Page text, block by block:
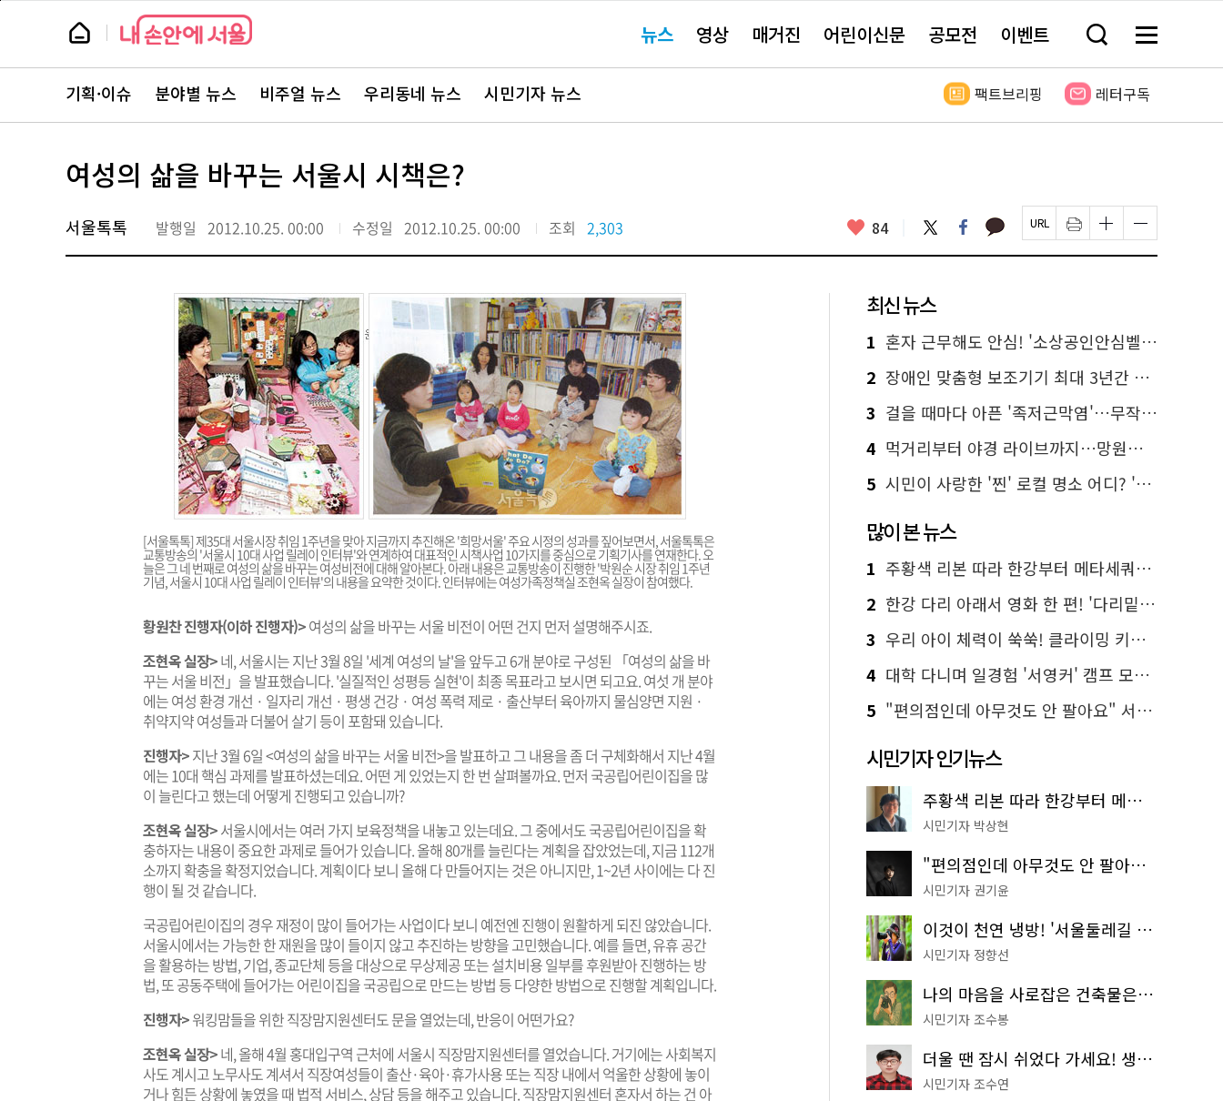
본
뉴
스 요뉴스 영상 매거진 어린이신문 공모전 이벤트 검
창
기
메
전
보
뉴
스
주
서
바
로
기획·이슈 분야별 뉴스 비주얼 뉴스 우리동네 뉴스 시민기자 뉴스 팩트브리핑 레터구독
여성의 삶을 바꾸는 서울시 시책은?
서울톡톡 발행일 2012.10.25. 00:00 수정일 2012.10.25. 00:00 조회 2,303 좋
요
84 트
위
터
페
이
스
카
카 페
이
지
인
쇄
하
글
자
크
하
기
글
자
크
하
기
[서울톡톡] 제35대 서울시장 취임 1주년을 맞아 지금까지 추진해온 '희망서울' 주요 시정의 성과를 짚어보면서, 서울톡톡은
교통방송의 '서울시 10대 사업 릴레이 인터뷰'와 연계하여 대표적인 시책사업 10가지를 중심으로 기획기사를 연재한다. 오
늘은 그 네 번째로 여성의 삶을 바꾸는 여성비전에 대해 알아본다. 아래 내용은 교통방송이 진행한 '박원순 시장 취임 1주년
기념, 서울시 10대 사업 릴레이 인터뷰'의 내용을 요약한 것이다. 인터뷰에는 여성가족정책실 조현옥 실장이 참여했다.
황원찬 진행자(이하 진행자)>여성의 삶을 바꾸는 서울 비전이 어떤 건지 먼저 설명해주시죠.
조현옥 실장>네, 서울시는 지난 3월 8일 '세계 여성의 날'을 앞두고 6개 분야로 구성된 「여성의 삶을 바
꾸는 서울 비전」을 발표했습니다. '실질적인 성평등 실현'이 최종 목표라고 보시면 되고요. 여섯 개 분야
에는 여성 환경 개선 · 일자리 개선 · 평생 건강 · 여성 폭력 제로 · 출산부터 육아까지 물심양면 지원 ·
취약지약 여성들과 더불어 살기 등이 포함돼 있습니다.
진행자>지난 3월 6일 <여성의 삶을 바꾸는 서울 비전>을 발표하고 그 내용을 좀 더 구체화해서 지난 4월
에는 10대 핵심 과제를 발표하셨는데요. 어떤 게 있었는지 한 번 살펴볼까요. 먼저 국공립어린이집을 많
이 늘린다고 했는데 어떻게 진행되고 있습니까?
조현옥 실장>서울시에서는 여러 가지 보육정책을 내놓고 있는데요. 그 중에서도 국공립어린이집을 확
충하자는 내용이 중요한 과제로 들어가 있습니다. 올해 80개를 늘린다는 계획을 잡았었는데, 지금 112개
소까지 확충을 확정지었습니다. 계획이다 보니 올해 다 만들어지는 것은 아니지만, 1~2년 사이에는 다 진
행이 될 것 같습니다.
국공립어린이집의 경우 재정이 많이 들어가는 사업이다 보니 예전엔 진행이 원활하게 되진 않았습니다.
서울시에서는 가능한 한 재원을 많이 들이지 않고 추진하는 방향을 고민했습니다. 예를 들면, 유휴 공간
을 활용하는 방법, 기업, 종교단체 등을 대상으로 무상제공 또는 설치비용 일부를 후원받아 진행하는 방
법, 또 공동주택에 들어가는 어린이집을 국공립으로 만드는 방법 등 다양한 방법으로 진행할 계획입니다.
진행자>워킹맘들을 위한 직장맘지원센터도 문을 열었는데, 반응이 어떤가요?
조현옥 실장>네, 올해 4월 홍대입구역 근처에 서울시 직장맘지원센터를 열었습니다. 거기에는 사회복지
사도 계시고 노무사도 계셔서 직장여성들이 출산·육아·휴가사용 또는 직장 내에서 억울한 상황에 놓이
거나 힘든 상황에 놓였을 때 법적 서비스, 상담 등을 해주고 있습니다. 직장맘지원센터 혼자서 하는 건 아
최신 뉴스
1 혼자 근무해도 안심! '소상공인안심벨' 신청하세요
2 장애인 맞춤형 보조기기 최대 3년간 무상 대여…삶의 질 높인다
3 걸을 때마다 아픈 '족저근막염'…무작정 참지 말고 '이것' 해보세요!
4 먹거리부터 야경 라이브까지…망원한강공원 알짜 코스
5 시민이 사랑한 '찐' 로컬 명소 어디? '서울에디션25' 추천 코스
많이 본 뉴스
1 주황색 리본 따라 한강부터 메타세쿼이아 숲길까지…서울둘레길 15코스
2 한강 다리 아래서 영화 한 편! '다리밑 영화관' 무료 상영
3 우리 아이 체력이 쑥쑥! 클라이밍 키즈카페·어린이 체력장
4 대학 다니며 일경험 '서영커' 캠프 모집…전액 무료
5 "편의점인데 아무것도 안 팔아요" 서울에서 가장 특별한 편의점의 정체
시민기자 인기뉴스
주황색 리본 따라 한강부터 메타세쿼이아 숲길까지…서울둘레길 15코스
시민기자 박상현
"편의점인데 아무것도 안 팔아요" 서울에서 가장 특별한 편의점의 정체
시민기자 권기윤
이것이 천연 냉방! '서울둘레길 9코스'로 숲속 피서 떠나볼까
시민기자 정향선
나의 마음을 사로잡은 건축물은? '서울시 건축상' 수상작 공개!
시민기자 조수봉
더울 땐 잠시 쉬었다 가세요! 생수 냉장고부터 해피소·무더위쉼터까지
시민기자 조수연
페